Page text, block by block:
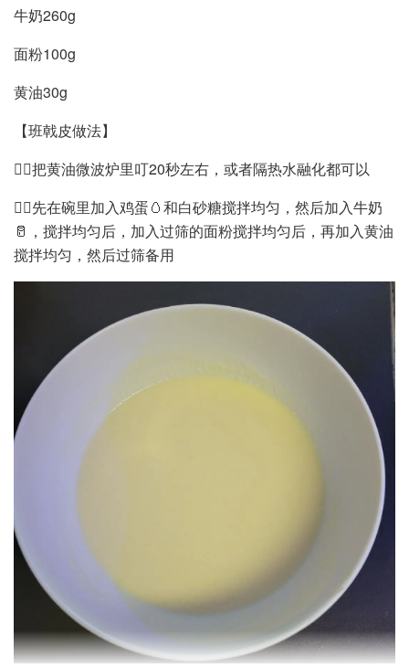
牛奶260g
面粉100g
黄油30g
【班戟皮做法】
👉🏻把黄油微波炉里叮20秒左右，或者隔热水融化都可以
👉🏻先在碗里加入鸡蛋🥚和白砂糖搅拌均匀，然后加入牛奶
🥛，搅拌均匀后，加入过筛的面粉搅拌均匀后，再加入黄油
搅拌均匀，然后过筛备用